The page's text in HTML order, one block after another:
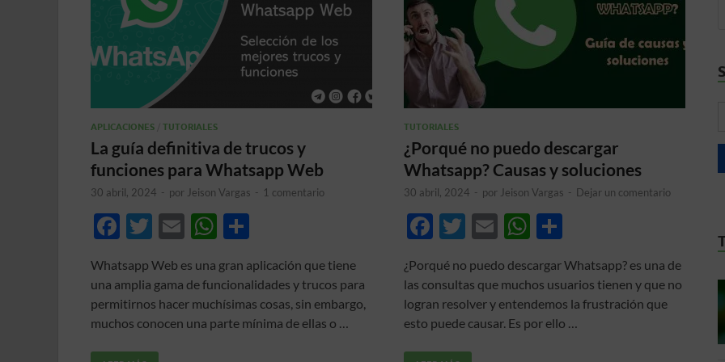
APLICACIONES TUTORIALES
La guía definitiva de trucos y
funciones para Whatsapp Web
30 abril, 2024 - por Jeison Vargas - 1 comentario
F
e
b
o
o
T
itt
er
E
ail
W
at
s
A
m
p
ar
Whatsapp Web es una gran aplicación que tiene
una amplia gama de funcionalidades y trucos para
permitirnos hacer muchísimas cosas, sin embargo,
muchos conocen una parte mínima de ellas o …
TUTORIALES
¿Porqué no puedo descargar
Whatsapp? Causas y soluciones
30 abril, 2024 - por Jeison Vargas - Dejar un comentario
F
e
b
o
o
T
itt
er
E
ail
W
at
s
A
m
p
ar
¿Porqué no puedo descargar Whatsapp? es una de
las consultas que muchos usuarios tienen y que no
logran resolver y entendemos la frustración que
esto puede causar. Es por ello …